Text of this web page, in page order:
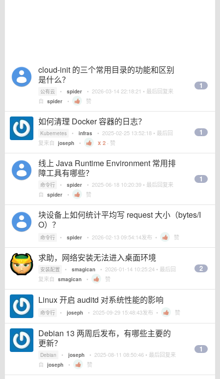
cloud-init 的三个常用目录的功能和区别
是什么？
公有云 • spider • 2026-03-14 22:18:21 • 最后回复来
自 spider • 赞
1
如何清理 Docker 容器的日志？
Kubernetes • infras • 2025-02-25 13:52:18 • 最后回
复来自 joseph • 2 · 赞
1
线上 Java Runtime Environment 常用排
障工具有哪些？
命令行 • spider • 2025-06-18 10:20:39 • 最后回复来
自 spider • 赞
1
块设备上如何统计平均写 request 大小（bytes/I
O）？
命令行 • spider • 2026-02-13 09:54:14发布 • 赞
求助，网络安装无法进入桌面环境
安装配置 • smagican • 2026-01-14 10:25:24 • 最后回
复来自 smagican • 赞
2
Linux 开启 auditd 对系统性能的影响
命令行 • joseph • 2025-09-29 15:48:43发布 • 赞
Debian 13 两周后发布，有哪些主要的
更新？
Debian • joseph • 2025-08-11 08:50:46 • 最后回复来
自 joseph • 赞
1